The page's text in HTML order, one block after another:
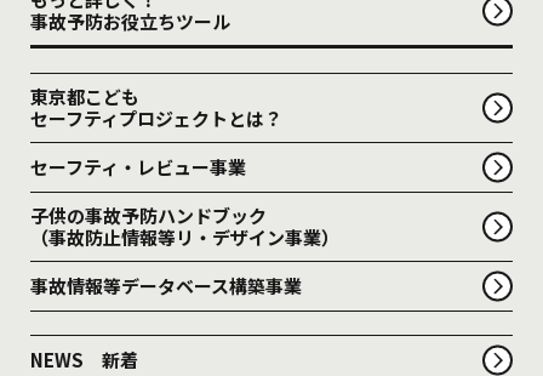
事故予防お役立ちツール
東京都こども
セーフティプロジェクトとは？
セーフティ・レビュー事業
子供の事故予防ハンドブック
（事故防止情報等リ・デザイン事業）
事故情報等データベース構築事業
NEWS 新着